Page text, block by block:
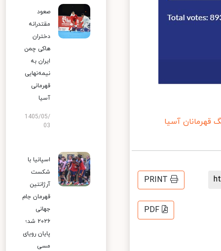
آسیا
PRINT
PDF
صعود
مقتدرانه
دختران
هاکی چمن
ایران به
نیمه‌نهایی
قهرمانی
آسیا
1405/05/
03
اسپانیا با
شکست
آرژانتین
قهرمان جام
جهانی
۲۰۲۶ شد؛
پایان رویای
مسی